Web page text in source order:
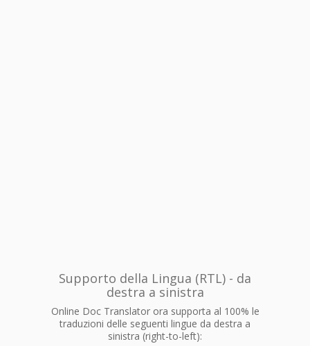
Supporto della Lingua (RTL) - da
destra a sinistra
Online Doc Translator ora supporta al 100% le
traduzioni delle seguenti lingue da destra a
sinistra (right-to-left):